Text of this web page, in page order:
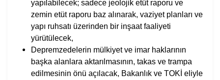
yapılabilecek; sadece jeolojik etüt raporu ve
zemin etüt raporu baz alınarak, vaziyet planları ve
yapı ruhsatı üzerinden bir inşaat faaliyeti
yürütülecek,
Depremzedelerin mülkiyet ve imar haklarının
başka alanlara aktarılmasının, takas ve trampa
edilmesinin önü açılacak, Bakanlık ve TOKİ eliyle